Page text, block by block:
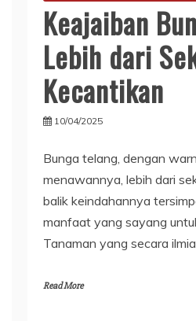
Keajaiban
Lebih dari
Kecantikan
10/04/2025
Bunga telang, dengan
menawannya, lebih dari
balik keindahannya
manfaat yang sayang
Tanaman yang secara
Read More